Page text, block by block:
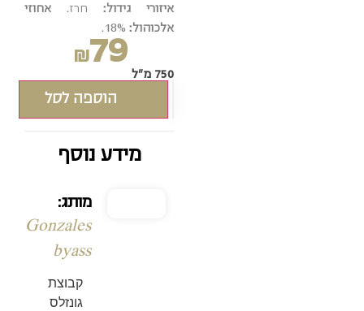
איזורי גידול: חרז.
אחוזי
אלכוהול:18%.
₪79
750 מ"ל
הוספה לסל
מידע נוסף
מותג:
Gonzales
byass
קבוצת
גונזלס